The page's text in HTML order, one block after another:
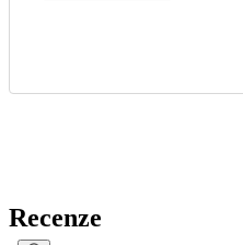
Recenze